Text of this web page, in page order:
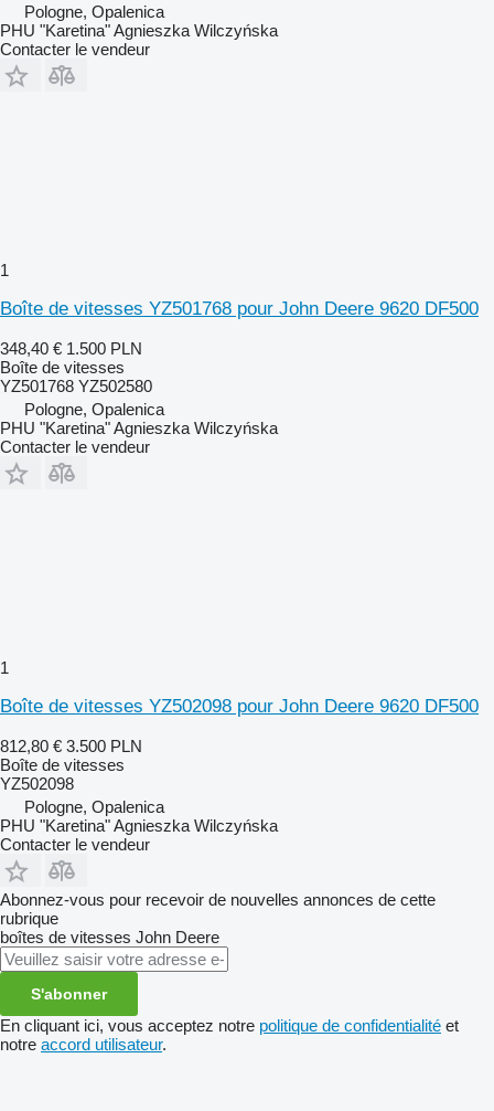
Pologne, Opalenica
PHU "Karetina" Agnieszka Wilczyńska
Contacter le vendeur
1
Boîte de vitesses YZ501768 pour John Deere 9620 DF500
348,40 € 1.500 PLN
Boîte de vitesses
YZ501768 YZ502580
Pologne, Opalenica
PHU "Karetina" Agnieszka Wilczyńska
Contacter le vendeur
1
Boîte de vitesses YZ502098 pour John Deere 9620 DF500
812,80 € 3.500 PLN
Boîte de vitesses
YZ502098
Pologne, Opalenica
PHU "Karetina" Agnieszka Wilczyńska
Contacter le vendeur
Abonnez-vous pour recevoir de nouvelles annonces de cette
rubrique
boîtes de vitesses John Deere
S'abonner
En cliquant ici, vous acceptez notre politique de confidentialité et
notre accord utilisateur.